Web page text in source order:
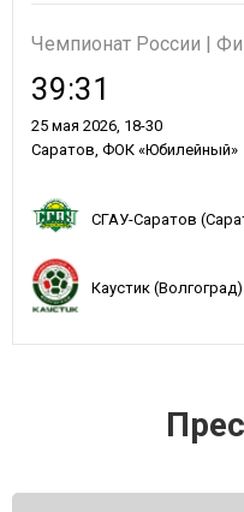
Чемпионат России |
СГАУ-Саратов
39:31
25 мая 2026, 18-30
Саратов, ФОК «Юбилейный»
Каустик (Волгоград)